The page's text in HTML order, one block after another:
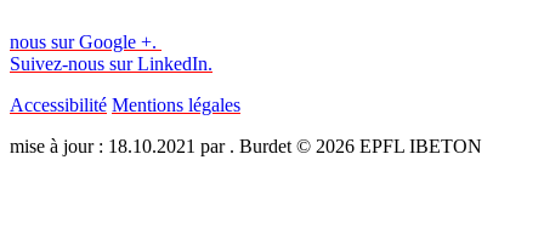
nous sur Google +.
Suivez-nous sur LinkedIn.
Accessibilité Mentions légales
mise à jour : 18.10.2021 par . Burdet © 2026 EPFL IBETON